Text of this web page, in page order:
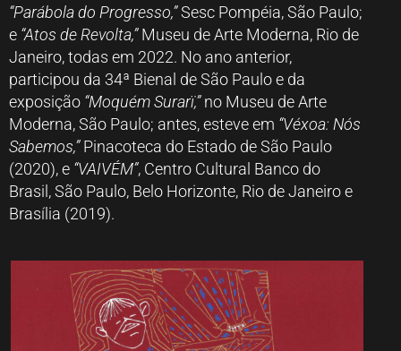
“Parábola do Progresso,”Sesc Pompéia, São Paulo;
e “Atos de Revolta,”Museu de Arte Moderna, Rio de
Janeiro, todas em 2022. No ano anterior,
participou da 34ª Bienal de São Paulo e da
exposição “Moquém Surarï,”no Museu de Arte
Moderna, São Paulo; antes, esteve em “Véxoa: Nós
Sabemos,”Pinacoteca do Estado de São Paulo
(2020), e “VAIVÉM”, Centro Cultural Banco do
Brasil, São Paulo, Belo Horizonte, Rio de Janeiro e
Brasília (2019).